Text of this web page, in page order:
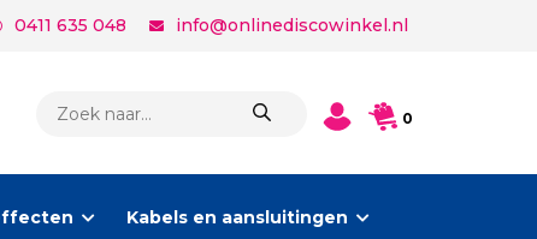
0411 635 048 info@onlinediscowinkel.nl
ZOEKEN
0
Kabels en aansluitingen